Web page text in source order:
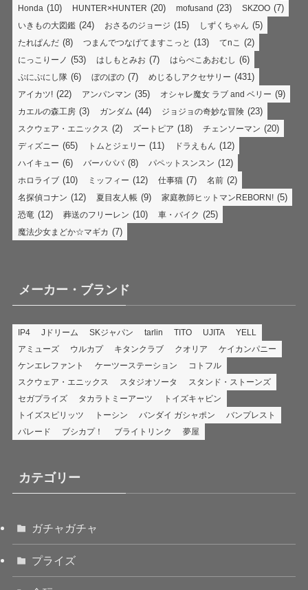
Honda (10) HUNTER×HUNTER (20) mofusand (23) SKZOO (7)
いきもの大図鑑 (24) おさるのジョージ (15) しずくちゃん (5)
たれぱんだ (8) つまんでつなげてますこっと (13) てnこ (2)
にっこりーノ (53) はしもとみお (7) はらぺこあおむし (6)
ぷにぷにし隊 (6) ぼのぼの (7) めじるしアクセサリー (431)
アイカツ! (22) アンパンマン (35) オシャレ魔女 ラブ and ベリー (9)
カエルの森工房 (3) ガンダム (44) ジョジョの奇妙な冒険 (23)
スクウェア・エニックス (2) ズートピア (18) チェンソーマン (20)
ディズニー (65) トムとジェリー (11) ドラえもん (12)
ハイキュー (6) バーバパパ (8) パペットスンスン (12)
ホロライブ (10) ミッフィー (12) 仕事猫 (7) 名前 (2)
名探偵コナン (12) 夏目友人帳 (9) 家庭教師ヒットマンREBORN! (5)
恐竜 (12) 葬送のフリーレン (10) 車・バイク (25)
魔法少女まどか☆マギカ (7)
メーカー・ブランド
IP4 Jドリーム SKジャパン tarlin TITO UJITA
YELL
アミューズ
ウルカプ キタンクラブ クオリア
ケイカンパニー
ケンエレファント
ケーツーステーション
コトフル
スクウェア・エニックス
スタジオソータ
スタンド・ストーンズ
セガプライズ
タカラトミーアーツ
トイズキャビン
トイズスピリッツ
トーシン バンダイ ガシャポン
バンプレスト
パレード
ブシカプ！ ブライトリンク 夢屋
カテゴリー
ガチャガチャ
プライズ